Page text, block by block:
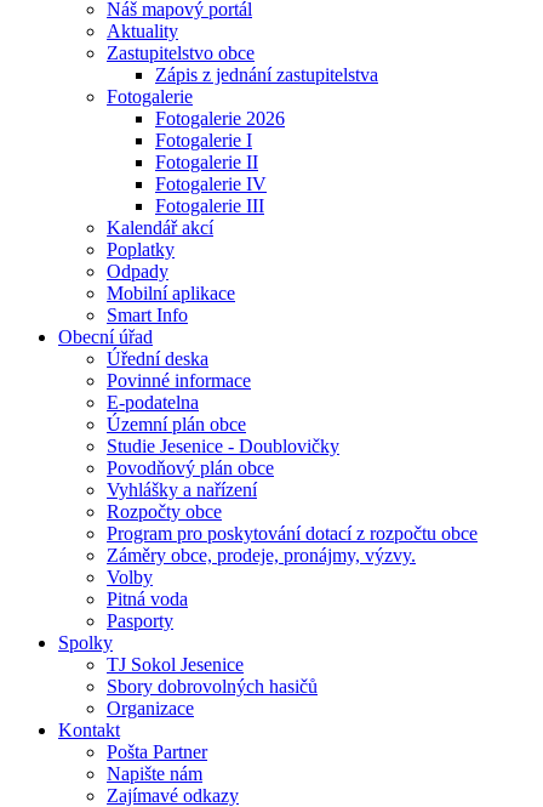
Náš mapový portál
Aktuality
Zastupitelstvo obce
Zápis z jednání zastupitelstva
Fotogalerie
Fotogalerie 2026
Fotogalerie I
Fotogalerie II
Fotogalerie IV
Fotogalerie III
Kalendář akcí
Poplatky
Odpady
Mobilní aplikace
Smart Info
Obecní úřad
Úřední deska
Povinné informace
E-podatelna
Územní plán obce
Studie Jesenice - Doublovičky
Povodňový plán obce
Vyhlášky a nařízení
Rozpočty obce
Program pro poskytování dotací z rozpočtu obce
Záměry obce, prodeje, pronájmy, výzvy.
Volby
Pitná voda
Pasporty
Spolky
TJ Sokol Jesenice
Sbory dobrovolných hasičů
Organizace
Kontakt
Pošta Partner
Napište nám
Zajímavé odkazy